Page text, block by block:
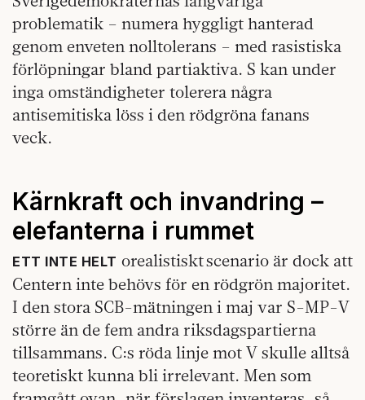
problematik – numera hyggligt hanterad
genom enveten nolltolerans – med rasistiska
förlöpningar bland partiaktiva. S kan under
inga omständigheter tolerera några
antisemitiska löss i den rödgröna fanans
veck.
Kärnkraft och invandring –
elefanterna i rummet
ETT INTE HELT orealistiskt scenario är dock att
Centern inte behövs för en rödgrön majoritet.
I den stora SCB-mätningen i maj var S-MP-V
större än de fem andra riksdagspartierna
tillsammans. C:s röda linje mot V skulle alltså
teoretiskt kunna bli irrelevant. Men som